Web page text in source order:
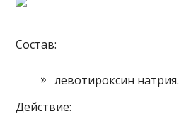
Состав:
левотироксин натрия.
Действие: